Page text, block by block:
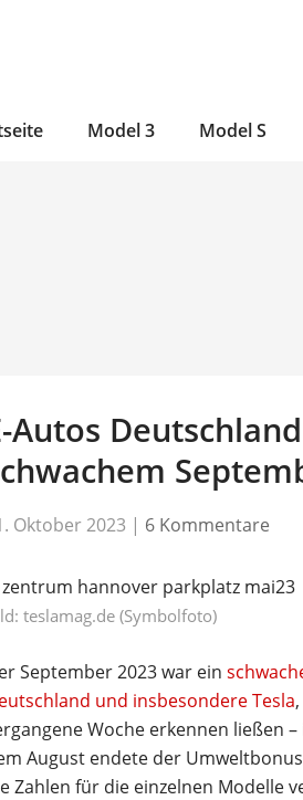
Model 3 Model S
Autos
Oktober 2023 | 6 Kommentare
teslamag.de (Symbolfoto)
September 2023 war ein
und insbesondere Tesla
Woche erkennen ließen
August endete der
Zahlen für die einzelnen Modelle